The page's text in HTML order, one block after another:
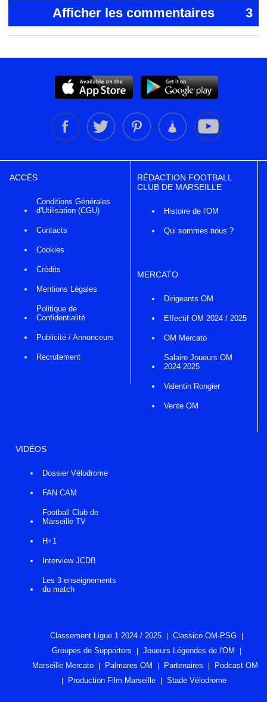
Afficher les commentaires 3
ACCÈS
Conditions Générales
d'Utilisation (CGU)
Contacts
Cookies
Crédits
Mentions Légales
Politique de
Confidentialité
Publicité / Annonceurs
Recrutement
RÉDACTION FOOTBALL
CLUB DE MARSEILLE
Histoire de l'OM
Qui sommes nous ?
MERCATO
Dirigeants OM
Effectif OM 2024 / 2025
OM Mercato
Salaire Joueurs OM
2024 2025
Valentin Rongier
Vente OM
VIDÉOS
Dossier Vélodrome
FAN CAM
Football Club de
Marseille TV
H+1
Interview JCDB
Les 3 enseignements
du match
Classement Ligue 1 2024 / 2025
Classico OM-PSG
Groupes de Supporters
Joueurs Légendes de l'OM
Marseille Mercato
Palmares OM Partenaires
Podcast OM
Production Film Marseille
Stade Vélodrome